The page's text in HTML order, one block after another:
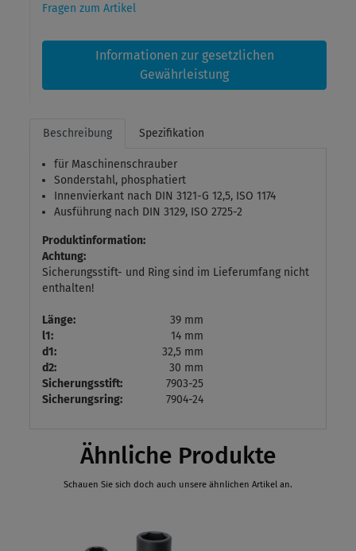
Fragen zum Artikel
Informationen zur gesetzlichen
Gewährleistung
Beschreibung Spezifikation
für Maschinenschrauber
Sonderstahl, phosphatiert
Innenvierkant nach DIN 3121-G 12,5, ISO 1174
Ausführung nach DIN 3129, ISO 2725-2
Produktinformation:
Achtung:
Sicherungsstift- und Ring sind im Lieferumfang nicht
enthalten!
Länge:
39 mm
l1:
14 mm
d1:
32,5 mm
d2:
30 mm
Sicherungsstift:
7903-25
Sicherungsring:
7904-24
Ähnliche Produkte
Schauen Sie sich doch auch unsere ähnlichen Artikel an.